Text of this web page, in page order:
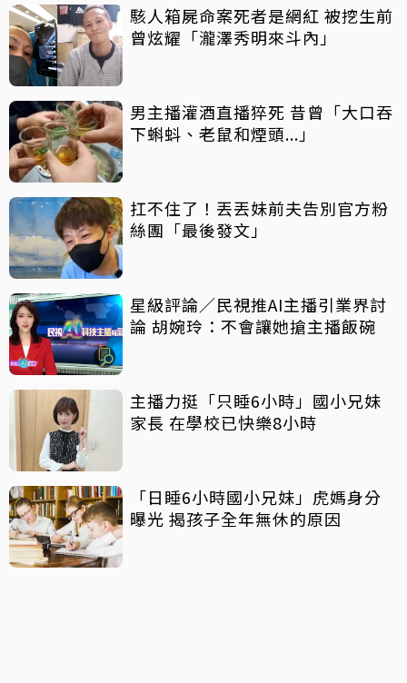
駭人箱屍命案死者是網紅 被挖生前
曾炫耀「瀧澤秀明來斗內」
男主播灌酒直播猝死 昔曾「大口吞
下蝌蚪、老鼠和煙頭...」
扛不住了！丟丟妹前夫告別官方粉
絲團「最後發文」
星級評論／民視推AI主播引業界討
論 胡婉玲：不會讓她搶主播飯碗
主播力挺「只睡6小時」國小兄妹
家長 在學校已快樂8小時
「日睡6小時國小兄妹」虎媽身分
曝光 揭孩子全年無休的原因